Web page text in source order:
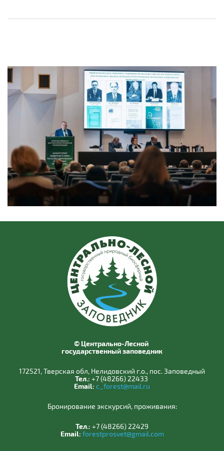
© Центрально-Лесной
государственный заповедник
172521, Тверская обл, Нелидовский г.о., пос. Заповедный
Тел.: +7 (48266) 22433
Email: c_forest@mail.ru
Бронирование экскурсий, проживания:
Тел.: +7 (48266) 22429
Email: forestprosvet@gmail.com